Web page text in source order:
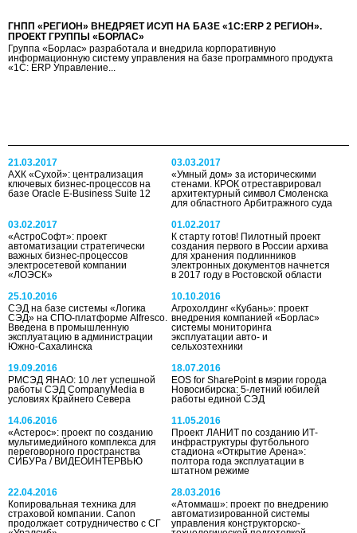
ГНПП «РЕГИОН» ВНЕДРЯЕТ ИСУП НА БАЗЕ «1С:ERP 2 РЕГИОН».
ПРОЕКТ ГРУППЫ «БОРЛАС»
Группа «Борлас» разработала и внедрила корпоративную
информационную систему управления на базе программного продукта
«1С: ERP Управление...
21.03.2017
АХК «Сухой»: централизация
ключевых бизнес-процессов на
базе Oracle E-Business Suite 12
03.03.2017
«Умный дом» за историческими
стенами. КРОК отреставрировал
архитектурный символ Смоленска
для областного Арбитражного суда
03.02.2017
«АстроСофт»: проект
автоматизации стратегически
важных бизнес-процессов
электросетевой компании
«ЛОЭСК»
01.02.2017
К старту готов! Пилотный проект
создания первого в России архива
для хранения подлинников
электронных документов начнется
в 2017 году в Ростовской области
25.10.2016
СЭД на базе системы «Логика
СЭД» на СПО-платформе Alfresco.
Введена в промышленную
эксплуатацию в администрации
Южно-Сахалинска
10.10.2016
Агрохолдинг «Кубань»: проект
внедрения компанией «Борлас»
системы мониторинга
эксплуатации авто- и
сельхозтехники
19.09.2016
РМСЭД ЯНАО: 10 лет успешной
работы СЭД CompanyMedia в
условиях Крайнего Севера
18.07.2016
EOS for SharePoint в мэрии города
Новосибирска: 5-летний юбилей
работы единой СЭД
14.06.2016
«Астерос»: проект по созданию
мультимедийного комплекса для
переговорного пространства
СИБУРа / ВИДЕОИНТЕРВЬЮ
11.05.2016
Проект ЛАНИТ по созданию ИТ-
инфраструктуры футбольного
стадиона «Открытие Арена»:
полтора года эксплуатации в
штатном режиме
22.04.2016
Копировальная техника для
страховой компании. Canon
продолжает сотрудничество с СГ
28.03.2016
«Атоммаш»: проект по внедрению
автоматизированной системы
управления конструкторско-